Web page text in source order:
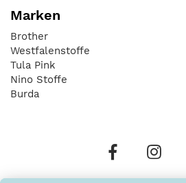
Marken
Brother
Westfalenstoffe
Tula Pink
Nino Stoffe
Burda